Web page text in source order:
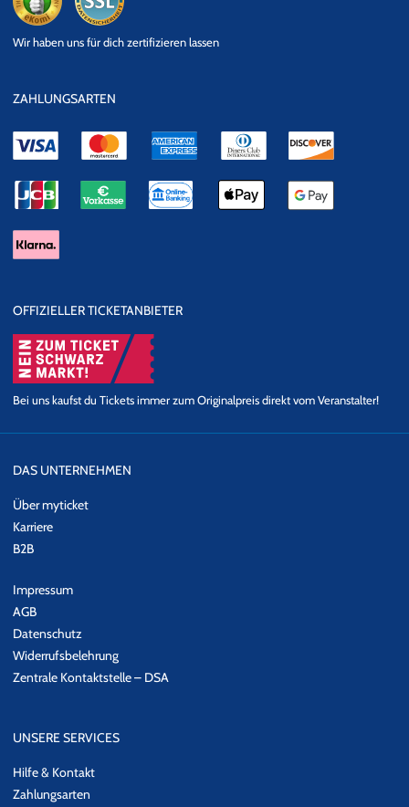
Datensicherheit
Wir haben uns für dich zertifizieren lassen
ZAHLUNGSARTEN
OFFIZIELLER TICKETANBIETER
Bei uns kaufst du Tickets immer zum Originalpreis direkt vom Veranstalter!
DAS UNTERNEHMEN
Über myticket
Karriere
B2B
Impressum
AGB
Datenschutz
Widerrufsbelehrung
Zentrale Kontaktstelle – DSA
UNSERE SERVICES
Hilfe & Kontakt
Zahlungsarten